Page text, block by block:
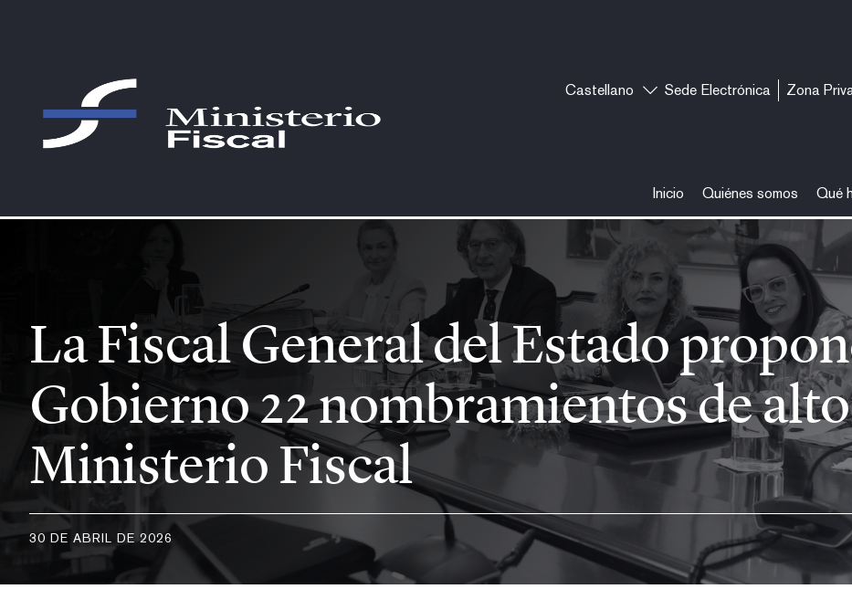
Castellano Sede Electrónica Zona
Inicio Quiénes somos Qué
La Fiscal General del Estado propondrá al Gobierno 22
La Fiscal General del Estado
Gobierno 22 nombramientos de
Ministerio Fiscal
30 DE ABRIL DE 2026